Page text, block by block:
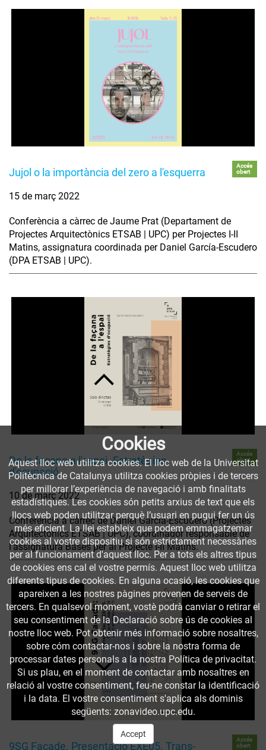
Jujol o la importància del zero a l'esquerra
Accés
obert
15 de març 2022
Conferència a càrrec de Jaume Prat (Departament de
Projectes Arquitectònics ETSAB | UPC) per Projectes I-II
Matins, assignatura coordinada per Daniel García-Escudero
(DPA ETSAB | UPC).
De la façana a l'espai. Estratègies
d'ocupació
Accés
obert
10 de març 2022
Conferència a càrrec de Daniel García-Escudero (Projectes
Arquitectònics ETSAB | UPC), coordinador responsable de
l'assignatura Bases per al Projecte I-II Matins.
9SG Façade. Presentació EXE05. Trans-
Accés
obert
Cookies
Aquest lloc web utilitza cookies. El lloc web de la Universitat
Politècnica de Catalunya utilitza cookies pròpies i de tercers
per millorar l’experiència de navegació i amb finalitats
estadístiques. Les cookies són petits arxius de text que els
llocs web poden utilitzar perquè l’usuari en pugui fer un ús
més eficient. La llei estableix que podem emmagatzemar
cookies al vostre dispositiu si són estrictament necessàries
per al funcionament d'aquest lloc. Per a tots els altres tipus
de cookies ens cal el vostre permís. Aquest lloc web utilitza
diferents tipus de cookies. En alguna ocasió, les cookies que
apareixen a les nostres pàgines provenen de serveis de
tercers. En qualsevol moment, vostè podrà canviar o retirar el
seu consentiment de la Declaració sobre ús de cookies al
nostre lloc web. Pot obtenir més informació sobre nosaltres,
sobre cóm contactar-nos i sobre la nostra forma de
processar dates personals a la nostra Política de privacitat.
Si us plau, en el moment de contactar amb nosaltres en
relació al vostre consentiment, feu-ne constar la identificació
i la data. El vostre consentiment s'aplica als dominis
següents: zonavideo.upc.edu.
Accept